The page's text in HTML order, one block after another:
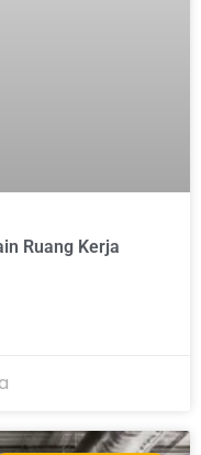
Ruang Kerja